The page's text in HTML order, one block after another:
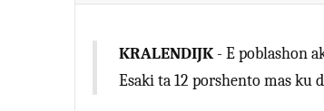
KRALENDIJK- E poblashon
Esaki ta 12 porshento mas ku